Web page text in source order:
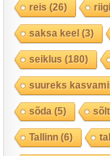
reis (26)
saksa keel(3)
seiklus (180)
suureks
sõda (5)
Tallinn(6)